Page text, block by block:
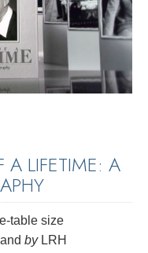
A LIFETIME: A
table size
byLRH